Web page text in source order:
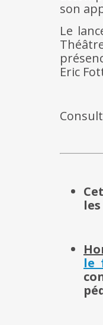
son
Le
Eric
les
le